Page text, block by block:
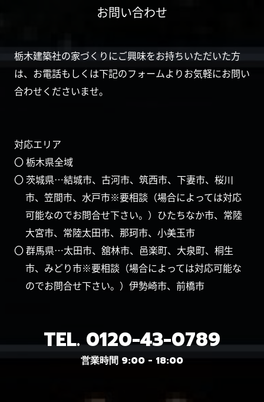
お問い合わせ
栃木建築社の家づくりにご興味をお持ちいただいた方
は、お電話もしくは下記のフォームよりお気軽にお問い
合わせくださいませ。
対応エリア
〇 栃木県全域
〇 茨城県…結城市、古河市、筑西市、下妻市、桜川
市、笠間市、水戸市※要相談（場合によっては対応
可能なのでお問合せ下さい。）ひたちなか市、常陸
大宮市、常陸太田市、那珂市、小美玉市
〇 群馬県…太田市、舘林市、邑楽町、大泉町、桐生
市、みどり市※要相談（場合によっては対応可能な
のでお問合せ下さい。）伊勢崎市、前橋市
TEL. 0120-43-0789
営業時間 9:00 - 18:00